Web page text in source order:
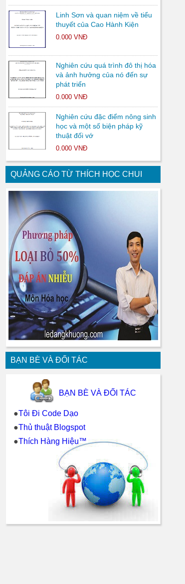
Linh Sơn và quan niệm về tiểu
thuyết của Cao Hành Kiện
0.000 VNĐ
Nghiên cứu quá trình đô thị hóa
và ảnh hưởng của nó đến sự
phát triển
0.000 VNĐ
Nghiên cứu đặc điểm nông sinh
học và một số biện pháp kỹ
thuật đối vớ
0.000 VNĐ
QUẢNG CÁO TỪ THÍCH HỌC CHUI
BẠN BÈ VÀ ĐỐI TÁC
BẠN BÈ VÀ ĐỐI TÁC
●Tôi Đi Code Dạo
●Thủ thuật Blogspot
●Thích Hàng Hiệu™